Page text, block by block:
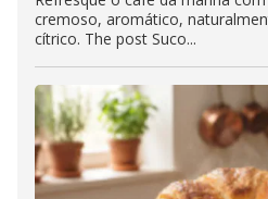
cremoso, aromático,
cítrico. The post Suco...